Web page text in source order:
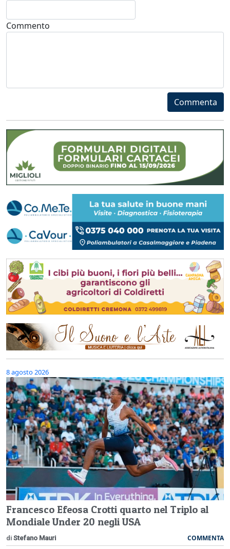
Commento
Commenta
8 agosto 2026
Francesco Efeosa Crotti quarto nel Triplo al
Mondiale Under 20 negli USA
di Stefano Mauri COMMENTA